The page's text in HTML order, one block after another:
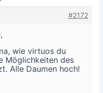
#2172
wie virtuos du
Möglichkeiten des
Alle Daumen hoch!